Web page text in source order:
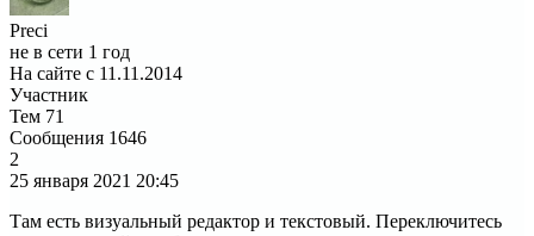
Preci
не в сети 1 год
На сайте с 11.11.2014
Участник
Тем 71
Сообщения 1646
2
25 января 2021 20:45
Там есть визуальный редактор и текстовый. Переключитесь